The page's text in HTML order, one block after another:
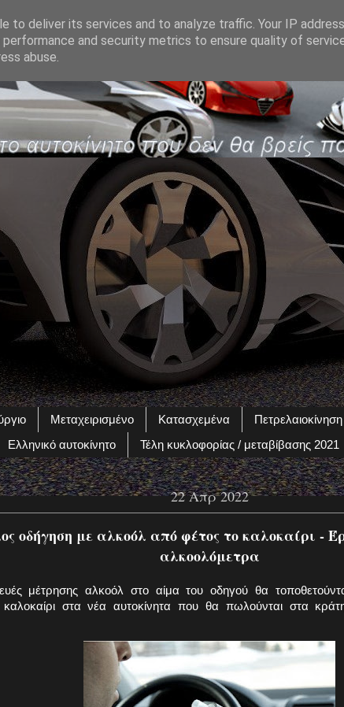
Μεταχειρισμένο Κατασχεμένα Πετρελαιοκίνηση
Ελληνικό αυτοκίνητο Τέλη κυκλοφορίας / μεταβίβασης 2021
22 Απρ 2022
οδήγηση με αλκοόλ από φέτος το καλοκαίρι -
αλκοολόμετρα
μέτρησης αλκοόλ στο αίμα του οδηγού θα
καλοκαίρι στα νέα αυτοκίνητα που θα πωλούνται στα
to deliver its services and to analyze traffic. Your IP
and security metrics to ensure quality of
abuse.